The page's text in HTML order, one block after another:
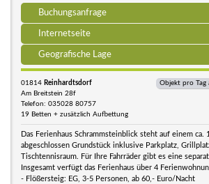
Buchungsanfrage
Internetseite
Geografische Lage
01814 Reinhardtsdorf
Am Breitstein 28f
Telefon: 035028 80757
19 Betten + zusätzlich Aufbettung
Objekt pro Tag
Das Ferienhaus Schrammsteinblick steht auf einem ca.
abgeschlossen Grundstück inklusive Parkplatz,
Tischtennisraum. Für Ihre Fahrräder gibt es eine
Insgesamt verfügt das Ferienhaus über 4
- Flößersteig: EG, 3-5 Personen, ab 60,- Euro/Nacht